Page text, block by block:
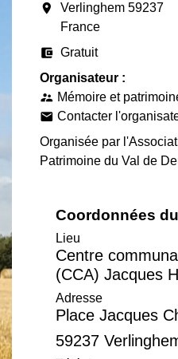
room
Verlinghem 59237
France
account_balance_wallet Gratuit
Organisateur :
supervisor_account Mémoire et
email Contacter
Organisée par
Patrimoine du Val de
Coordonnées
Lieu
Centre
(CCA) Jacques
Adresse
Place Jacques
59237